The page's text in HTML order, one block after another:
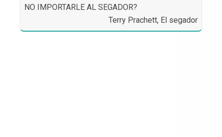
NO IMPORTARLE AL SEGADOR?
Terry Prachett, El segador